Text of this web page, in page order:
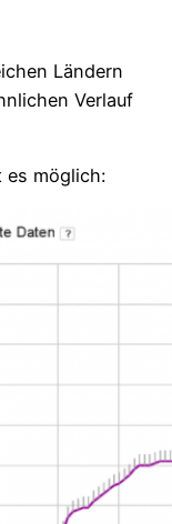
Ländern
Verlauf
es möglich: